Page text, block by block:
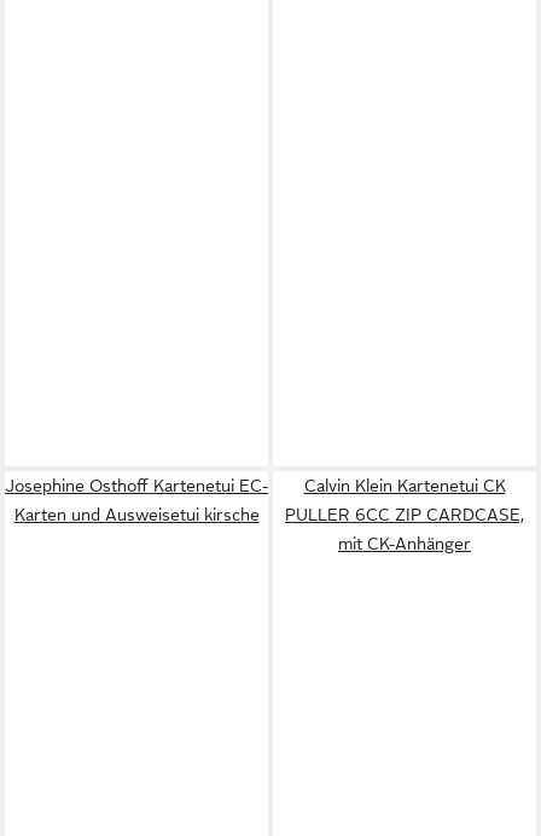
Josephine Osthoff Kartenetui EC-
Karten und Ausweisetui kirsche
Calvin Klein Kartenetui CK
PULLER 6CC ZIP CARDCASE,
mit CK-Anhänger